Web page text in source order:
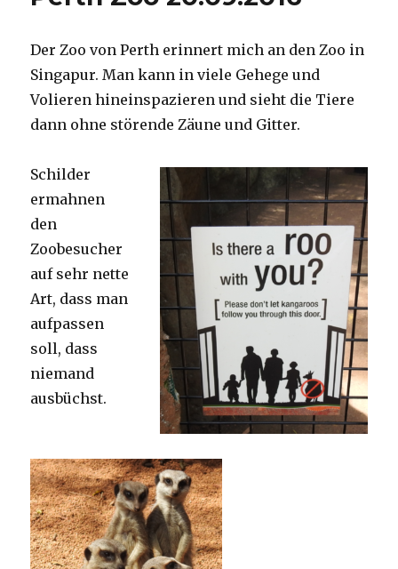
Perth
Der Zoo von Perth erinnert mich an den Zoo in
Singapur. Man kann in viele Gehege und
Volieren hineinspazieren und sieht die Tiere
dann ohne störende Zäune und Gitter.
Schilder
ermahnen
den
Zoobesucher
auf sehr nette
Art, dass man
aufpassen
soll, dass
niemand
ausbüchst.